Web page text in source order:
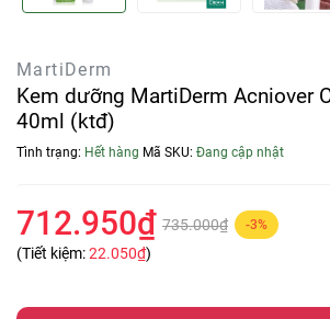
MartiDerm
Kem dưỡng MartiDerm Acniover
40ml (ktđ)
Tình trạng: Hết hàng Mã SKU: Đang cập nhật
712.950₫ 735.000₫ -3%
(Tiết kiệm:22.050₫)